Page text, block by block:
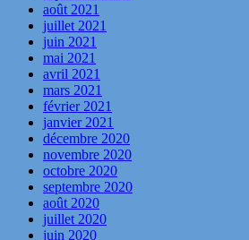
août 2021
juillet 2021
juin 2021
mai 2021
avril 2021
mars 2021
février 2021
janvier 2021
décembre 2020
novembre 2020
octobre 2020
septembre 2020
août 2020
juillet 2020
juin 2020